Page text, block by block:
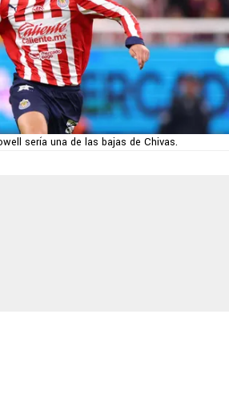
sería una de las bajas de Chivas.